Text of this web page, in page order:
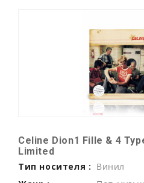
Celine Dion1 Fille & 4
Limited
Тип носителя : Винил